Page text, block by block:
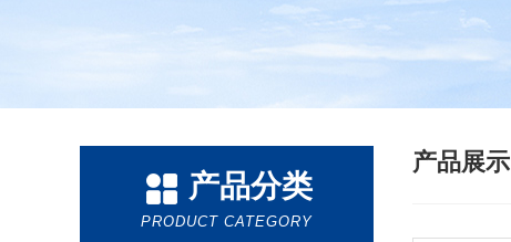
产品分类
PRODUCT CATEGORY
产品展示